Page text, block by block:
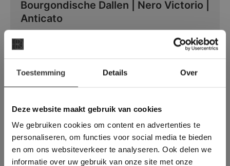
Toestemming Details Over
Deze website maakt gebruik van cookies
We gebruiken cookies om content en advertenties te
personaliseren, om functies voor social media te bieden
en om ons websiteverkeer te analyseren. Ook delen we
informatie over uw gebruik van onze site met onze
Bourgondische Dallen | Nero Victorio |
Anticato
Een robuust verouderde kalkhoudende
leisteen met de uitstraling van kerkdallen.
Deze website maakt
gebruik van cookies.
This Cookie Banner was deleted and is no
longer working. Please contact the website
administrator.
Deze website gebruikt cookies om de
gebruikerservaring te verbeteren. Door
gebruik te maken van onze website geeft u
toestemming voor alle cookies in